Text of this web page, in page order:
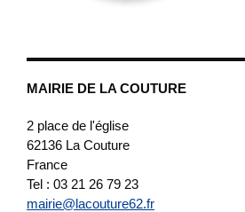
MAIRIE DE LA COUTURE
2 place de l'église
62136 La Couture
France
Tel : 03 21 26 79 23
mairie@lacouture62.fr